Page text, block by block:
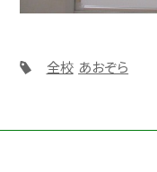
全校 あおぞら